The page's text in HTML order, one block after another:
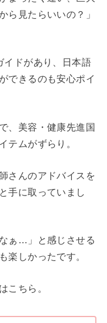
ら見たらいいの？」
イドがあり、日本語
できるのも安心ポイ
、美容・健康先進国
テムがずらり。
さんのアドバイスを
手に取っていまし
ぁ…」と感じさせる
楽しかったです。
こちら。